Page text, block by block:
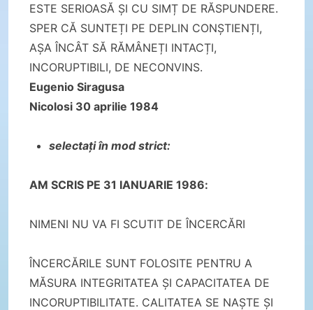
ESTE SERIOASĂ ȘI CU SIMȚ DE RĂSPUNDERE.
SPER CĂ SUNTEȚI PE DEPLIN CONȘTIENȚI,
AȘA ÎNCÂT SĂ RĂMÂNEȚI INTACȚI,
INCORUPTIBILI, DE NECONVINS.
Eugenio Siragusa
Nicolosi 30 aprilie 1984
selectați în mod strict:
AM SCRIS PE 31 IANUARIE 1986:
NIMENI NU VA FI SCUTIT DE ÎNCERCĂRI
ÎNCERCĂRILE SUNT FOLOSITE PENTRU A
MĂSURA INTEGRITATEA ȘI CAPACITATEA DE
INCORUPTIBILITATE. CALITATEA SE NAȘTE ȘI